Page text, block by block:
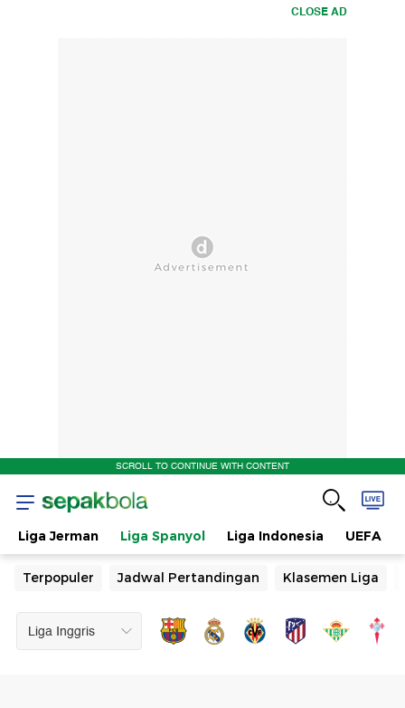
CLOSE AD
SCROLL TO CONTINUE WITH CONTENT
Liga Jerman Liga Spanyol Liga Indonesia UEFA
Terpopuler Jadwal Pertandingan Klasemen Liga